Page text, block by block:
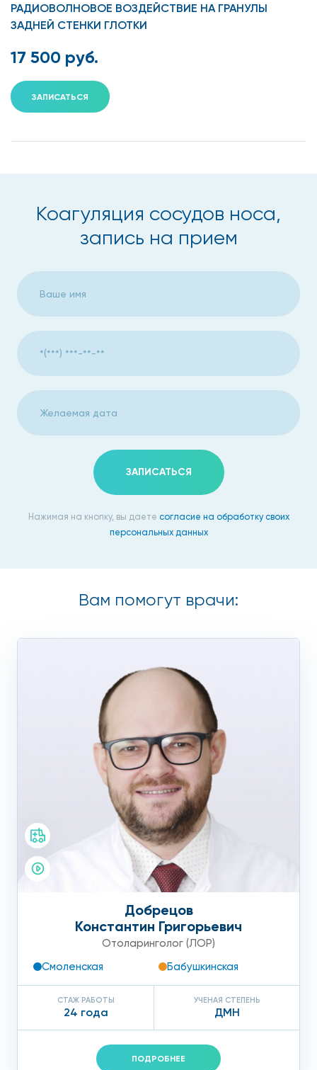
РАДИОВОЛНОВОЕ ВОЗДЕЙСТВИЕ НА ГРАНУЛЫ
ЗАДНЕЙ СТЕНКИ ГЛОТКИ
17 500 руб.
ЗАПИСАТЬСЯ
Коагуляция сосудов носа,
запись на прием
ЗАПИСАТЬСЯ
Нажимая на кнопку, вы даете согласие на обработку своих
персональных данных
Вам помогут врачи:
Добрецов
Константин Григорьевич
Отоларинголог (ЛОР)
Смоленская
Бабушкинская
СТАЖ РАБОТЫ
24 года
УЧЕНАЯ СТЕПЕНЬ
ДМН
ПОДРОБНЕЕ